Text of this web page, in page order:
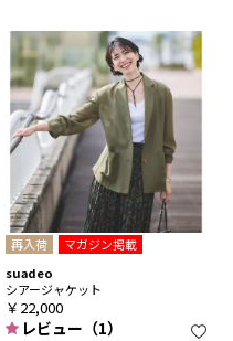
再入荷
マガジン掲載
suadeo
シアージャケット
￥22,000
レビュー（1）